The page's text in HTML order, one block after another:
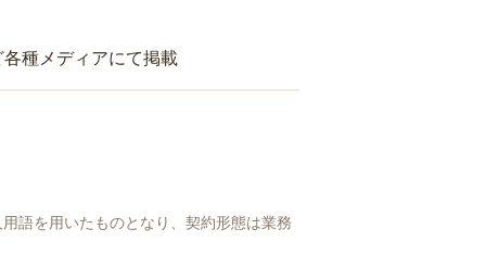
種メディアにて掲載
語を用いたものとなり、契約形態は業務